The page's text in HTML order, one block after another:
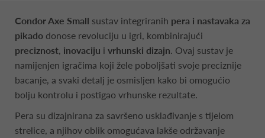
Condor Axe Small sustav integriranih pera i nastavaka za
pikado donose revoluciju u igri, kombinirajući
preciznost, inovaciju i vrhunski dizajn. Ovaj sustav je
namijenjen igračima koji žele poboljšati svoje preciznije
bacanje, a svaki detalj je osmisljen kako bi omogućio
bolju kontrolu i postigao vrhunske rezultate.
Pera su dizajnirana za savršeno usklađivanje s tijelom
strelice, a njihov oblik omogućava lakše održavanje